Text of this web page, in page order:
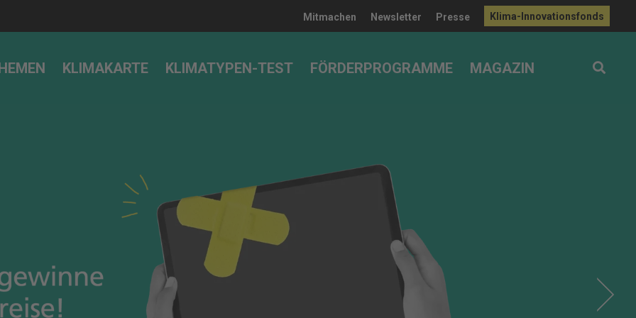
Mitmachen Newsletter Presse Klima-Innovationsfonds
KLIMAKARTE KLIMATYPEN-TEST FÖRDERPROGRAMME MAGAZIN